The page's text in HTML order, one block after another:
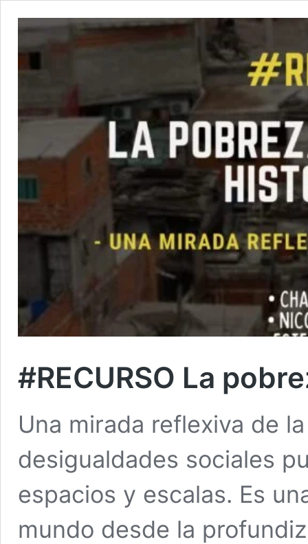
#RECURSO La
Una mirada reflexiva de
desigualdades sociales
espacios y escalas. Es
mundo desde la